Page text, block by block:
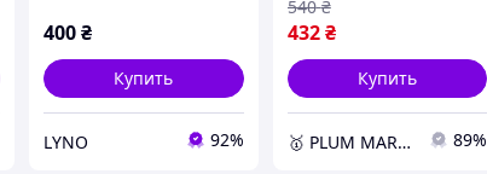
400₴
Купить
LYNO 92%
432 ₴
540 ₴
Купить
🥇 PLUM MARKET 89%